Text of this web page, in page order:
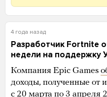
4 года назад
Разработчик Fortnite
недели на поддержку
Компания Epic Games
доходы, полученные от
с 20 марта по 3 апреля